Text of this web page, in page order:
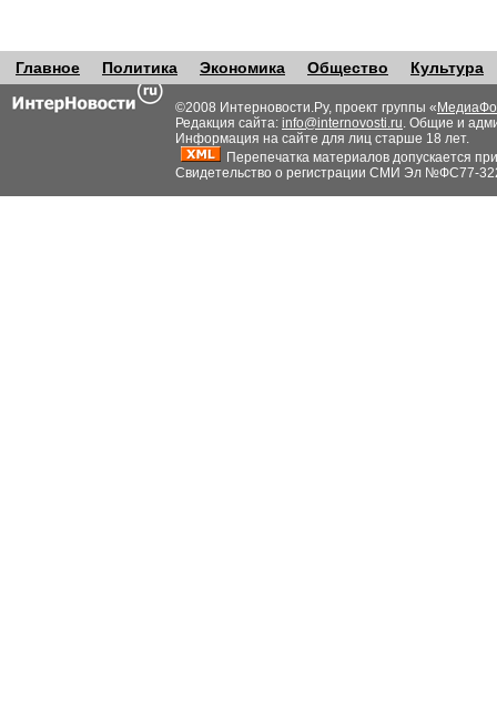
Главное Политика Экономика Общество Культура
©2008 Интерновости.Ру, проект группы «
Редакция сайта: info@internovosti.ru. Общие и
Информация на сайте для лиц старше 18 лет.
Перепечатка материалов допускается
Свидетельство о регистрации СМИ Эл №ФС77-